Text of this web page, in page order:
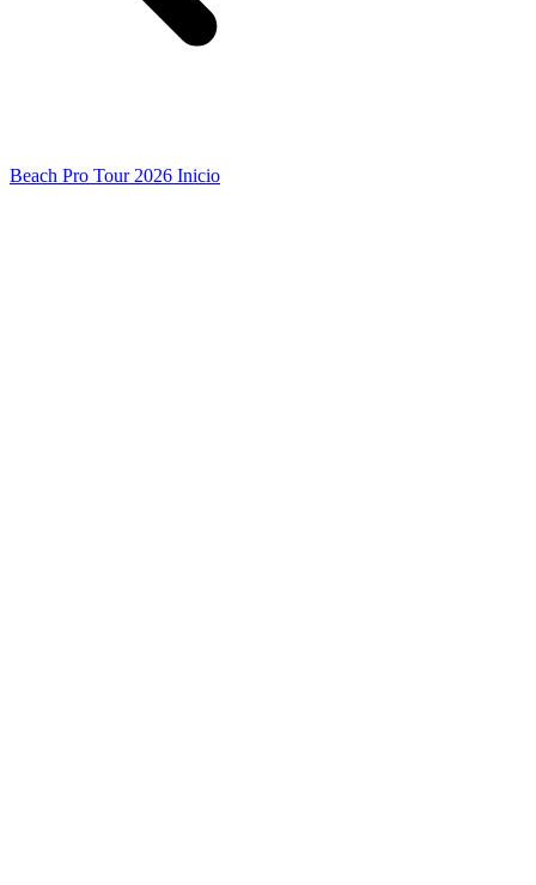
Beach Pro Tour 2026 Inicio